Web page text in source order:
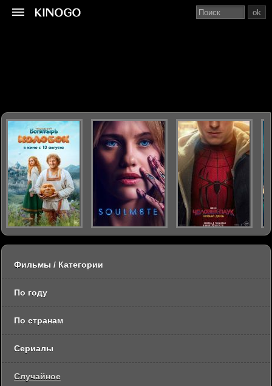
ok
Фильмы / Категории
По году
По странам
Сериалы
Случайное